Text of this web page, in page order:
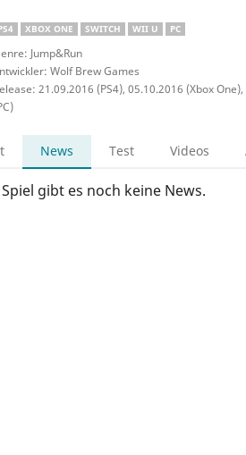
XBOX ONE SWITCH WII U PC
Jump&Run
Wolf Brew Games
21.09.2016 (PS4), 05.10.2016 (Xbox
News Test Videos
gibt es noch keine News.